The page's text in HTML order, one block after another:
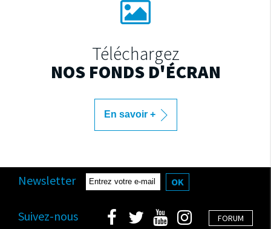
Téléchargez
NOS FONDS D'ÉCRAN
En savoir +
Newsletter OK
FORUM
Suivez-nous